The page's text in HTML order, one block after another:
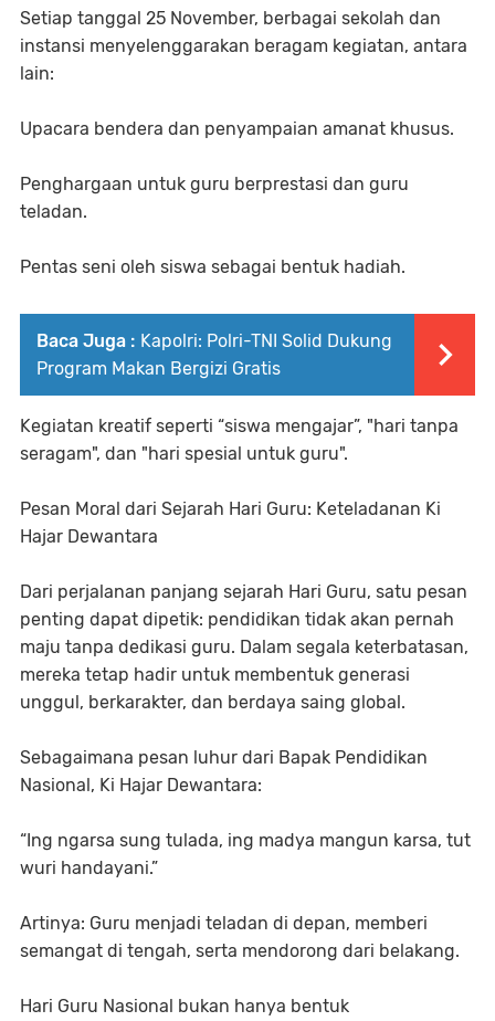
Setiap tanggal 25 November, berbagai sekolah dan
instansi menyelenggarakan beragam kegiatan, antara
lain:
Upacara bendera dan penyampaian amanat khusus.
Penghargaan untuk guru berprestasi dan guru
teladan.
Pentas seni oleh siswa sebagai bentuk hadiah.
Baca Juga : Kapolri: Polri-TNI Solid Dukung
Program Makan Bergizi Gratis
Kegiatan kreatif seperti “siswa mengajar”, "hari tanpa
seragam", dan "hari spesial untuk guru".
Pesan Moral dari Sejarah Hari Guru: Keteladanan Ki
Hajar Dewantara
Dari perjalanan panjang sejarah Hari Guru, satu pesan
penting dapat dipetik: pendidikan tidak akan pernah
maju tanpa dedikasi guru. Dalam segala keterbatasan,
mereka tetap hadir untuk membentuk generasi
unggul, berkarakter, dan berdaya saing global.
Sebagaimana pesan luhur dari Bapak Pendidikan
Nasional, Ki Hajar Dewantara:
“Ing ngarsa sung tulada, ing madya mangun karsa, tut
wuri handayani.”
Artinya: Guru menjadi teladan di depan, memberi
semangat di tengah, serta mendorong dari belakang.
Hari Guru Nasional bukan hanya bentuk